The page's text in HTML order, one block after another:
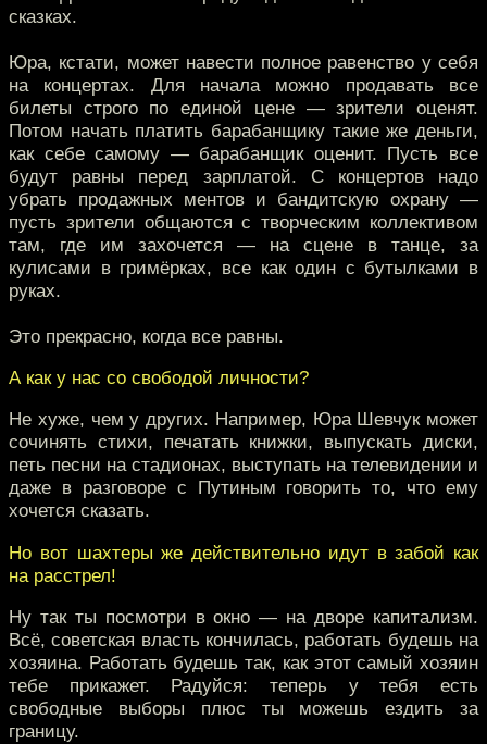
сказках.
Юра, кстати, может навести полное равенство у себя
на концертах. Для начала можно продавать все
билеты строго по единой цене — зрители оценят.
Потом начать платить барабанщику такие же деньги,
как себе самому — барабанщик оценит. Пусть все
будут равны перед зарплатой. С концертов надо
убрать продажных ментов и бандитскую охрану —
пусть зрители общаются с творческим коллективом
там, где им захочется — на сцене в танце, за
кулисами в гримёрках, все как один с бутылками в
руках.
Это прекрасно, когда все равны.
А как у нас со свободой личности?
Не хуже, чем у других. Например, Юра Шевчук может
сочинять стихи, печатать книжки, выпускать диски,
петь песни на стадионах, выступать на телевидении и
даже в разговоре с Путиным говорить то, что ему
хочется сказать.
Но вот шахтеры же действительно идут в забой как
на расстрел!
Ну так ты посмотри в окно — на дворе капитализм.
Всё, советская власть кончилась, работать будешь на
хозяина. Работать будешь так, как этот самый хозяин
тебе прикажет. Радуйся: теперь у тебя есть
свободные выборы плюс ты можешь ездить за
границу.